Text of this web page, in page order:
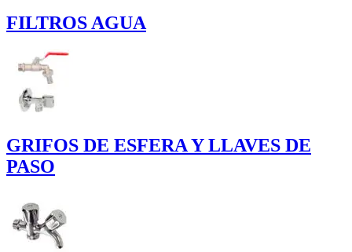
FILTROS AGUA
GRIFOS DE ESFERA Y LLAVES DE
PASO